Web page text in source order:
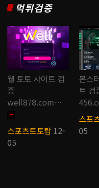
먹튀검증
웰 토토 사이트 검
증
well878.com…
H
스포츠토토탑 12-
05
몬스
트 검
스포
05